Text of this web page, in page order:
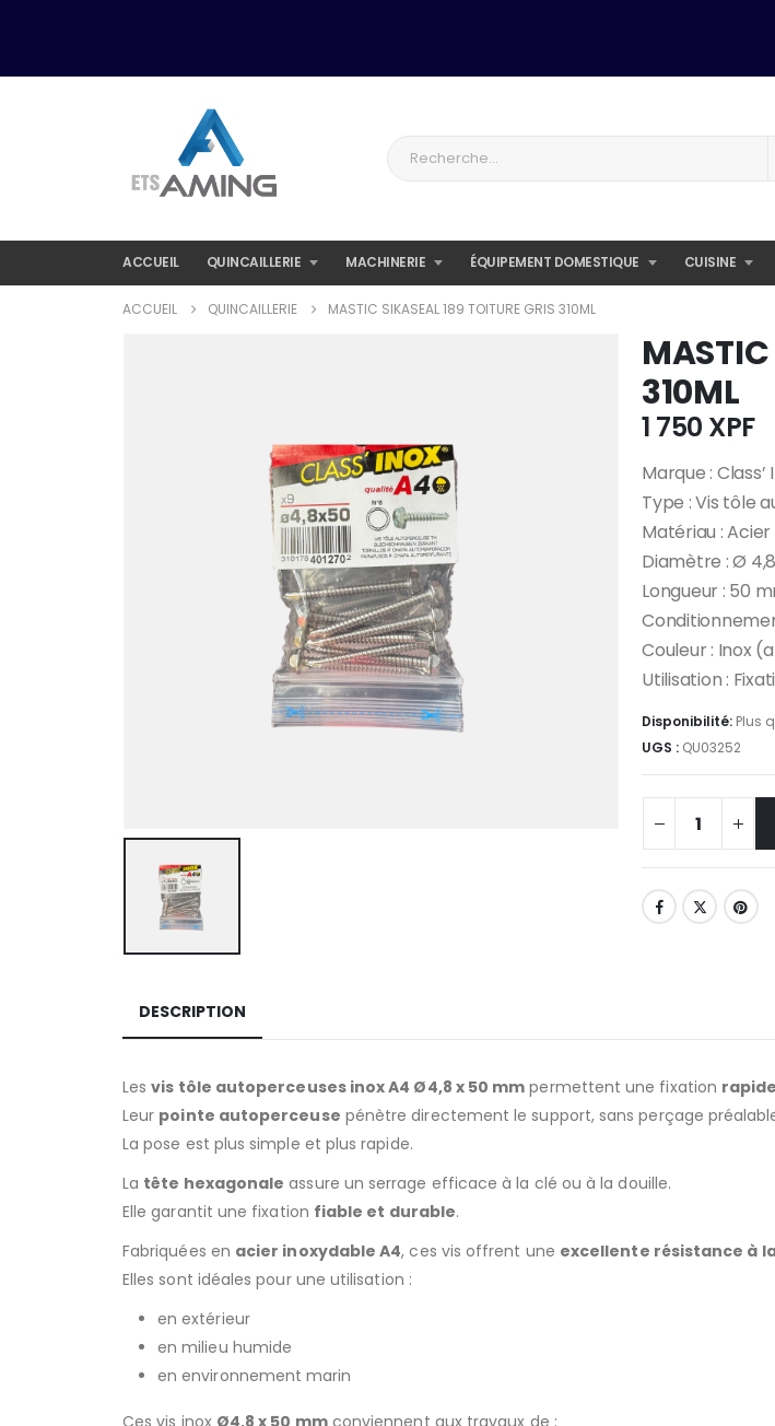
ACCUEIL QUINCAILLERIE MACHINERIE ÉQUIPEMENT DOMESTIQUE CUISINE
ACCUEIL QUINCAILLERIE MASTIC SIKASEAL 189 TOITURE GRIS 310ML
MASTIC
310ML
1 750 XPF
Marque : Class’
Type : Vis tôle
Matériau :
Diamètre : Ø
Longueur : 50
Couleur : Inox
Utilisation :
Disponibilité: Plus
UGS : QU03252
DESCRIPTION
Lesvis tôle autoperceuses inox A4 Ø4,8 x 50 mm permettent une fixation
Leur pointe autoperceuse pénètre directement le support, sans perçage
La pose est plus simple et plus rapide.
La tête hexagonale assure un serrage efficace à la clé ou à la douille.
Elle garantit une fixation fiable et durable.
Fabriquées en acier inoxydable A4, ces vis offrent une excellente résistance à
Elles sont idéales pour une utilisation :
en extérieur
en milieu humide
en environnement marin